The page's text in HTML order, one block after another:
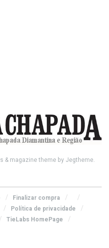
& magazine theme by Jegtheme.
Finalizar compra
Política de privacidade
TieLabs HomePage